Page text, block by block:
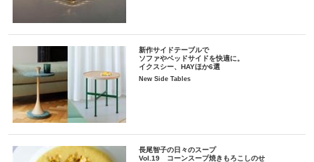
新作サイドテーブルで
ソファやベッドサイドを快適に。
イクスシー、HAYほか6選
New Side Tables
長尾智子の日々のスープ
Vol.19 コーンスープ焼きもろこしのせ